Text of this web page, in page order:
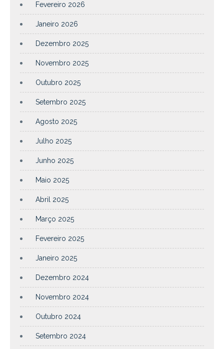
Fevereiro 2026
Janeiro 2026
Dezembro 2025
Novembro 2025
Outubro 2025
Setembro 2025
Agosto 2025
Julho 2025
Junho 2025
Maio 2025
Abril 2025
Março 2025
Fevereiro 2025
Janeiro 2025
Dezembro 2024
Novembro 2024
Outubro 2024
Setembro 2024